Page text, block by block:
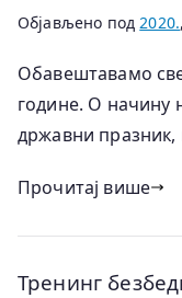
Објављено под2020.,
Обавештавамо
године. О начину
државни празник,
Прочитај више
Тренинг